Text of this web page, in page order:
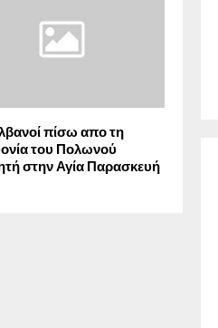
πίσω απο τη
του Πολωνού
στην Αγία Παρασκευή